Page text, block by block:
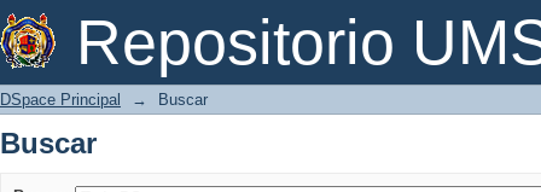
Repositorio
Buscar
DSpace Principal → Buscar
Buscar